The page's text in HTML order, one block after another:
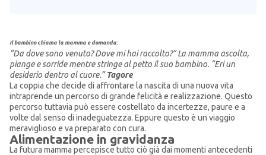
Il bambino chiama la mamma e domanda:
“Da dove sono venuto? Dove mi hai raccolto?” La mamma ascolta,
piange e sorride mentre stringe al petto il suo bambino. “Eri un
desiderio dentro al cuore.” Tagore
La coppia che decide di affrontare la nascita di una nuova vita
intraprende un percorso di grande felicità e realizzazione. Questo
percorso tuttavia può essere costellato da incertezze, paure e a
volte dal senso di inadeguatezza. Eppure questo è un viaggio
meraviglioso e va preparato con cura.
Alimentazione in gravidanza
La futura mamma percepisce tutto ciò già dai momenti antecedenti